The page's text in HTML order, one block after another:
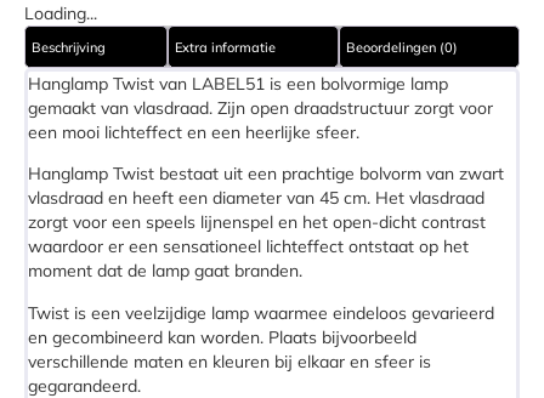
Loading...
Beschrijving Extra informatie Beoordelingen (0)
Hanglamp Twist van LABEL51 is een bolvormige lamp
gemaakt van vlasdraad. Zijn open draadstructuur zorgt voor
een mooi lichteffect en een heerlijke sfeer.
Hanglamp Twist bestaat uit een prachtige bolvorm van zwart
vlasdraad en heeft een diameter van 45 cm. Het vlasdraad
zorgt voor een speels lijnenspel en het open-dicht contrast
waardoor er een sensationeel lichteffect ontstaat op het
moment dat de lamp gaat branden.
Twist is een veelzijdige lamp waarmee eindeloos gevarieerd
en gecombineerd kan worden. Plaats bijvoorbeeld
verschillende maten en kleuren bij elkaar en sfeer is
gegarandeerd.